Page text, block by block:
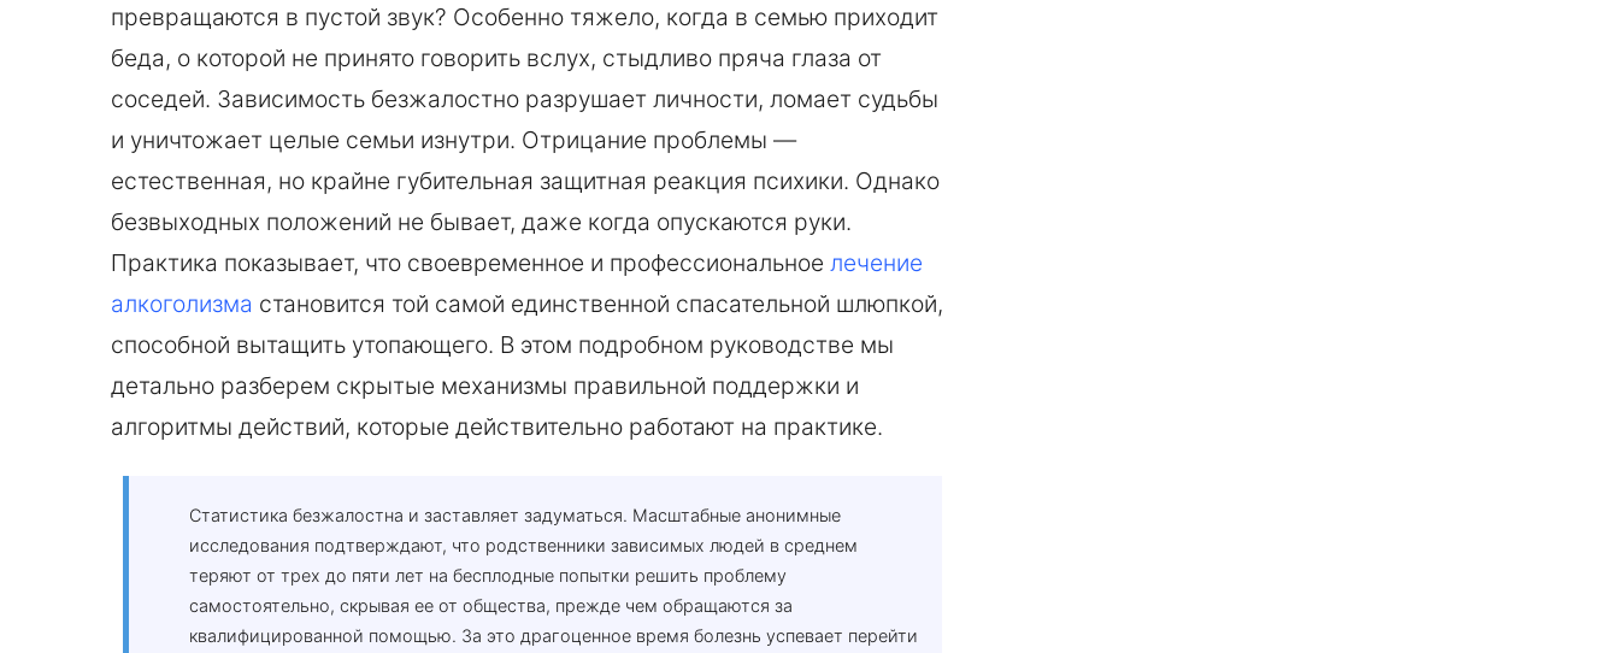
превращаются в пустой звук? Особенно тяжело, когда в семью приходит
беда, о которой не принято говорить вслух, стыдливо пряча глаза от
соседей. Зависимость безжалостно разрушает личности, ломает судьбы
и уничтожает целые семьи изнутри. Отрицание проблемы —
естественная, но крайне губительная защитная реакция психики. Однако
безвыходных положений не бывает, даже когда опускаются руки.
Практика показывает, что своевременное и профессиональное лечение
алкоголизма становится той самой единственной спасательной шлюпкой,
способной вытащить утопающего. В этом подробном руководстве мы
детально разберем скрытые механизмы правильной поддержки и
алгоритмы действий, которые действительно работают на практике.
Статистика безжалостна и заставляет задуматься. Масштабные анонимные
исследования подтверждают, что родственники зависимых людей в среднем
теряют от трех до пяти лет на бесплодные попытки решить проблему
самостоятельно, скрывая ее от общества, прежде чем обращаются за
квалифицированной помощью. За это драгоценное время болезнь успевает перейти